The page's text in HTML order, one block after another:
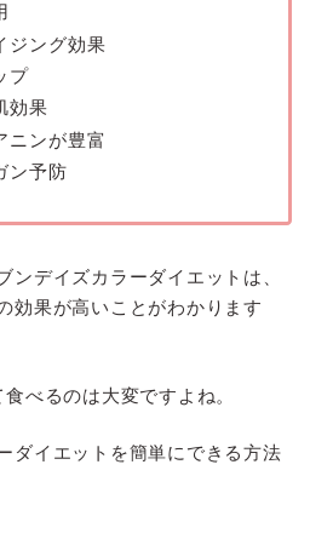
ング効果
プ
効果
ンが豊富
予防
ンデイズカラーダイエットは、
効果が高いことがわかります
べるのは大変ですよね。
ダイエットを簡単にできる方法